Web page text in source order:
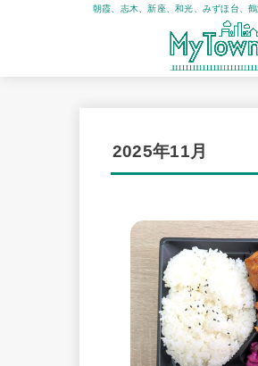
朝霞、志木、新座、和光、みずほ台、
2025年11月